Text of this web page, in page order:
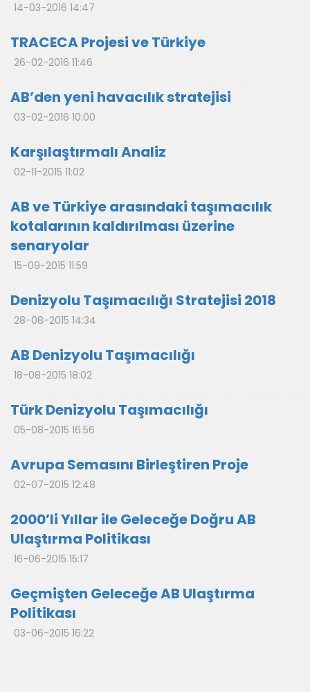
14-03-2016 14:47
TRACECA Projesi ve Türkiye
26-02-2016 11:46
AB’den yeni havacılık stratejisi
03-02-2016 10:00
Karşılaştırmalı Analiz
02-11-2015 11:02
AB ve Türkiye arasındaki taşımacılık
kotalarının kaldırılması üzerine
senaryolar
15-09-2015 11:59
Denizyolu Taşımacılığı Stratejisi 2018
28-08-2015 14:34
AB Denizyolu Taşımacılığı
18-08-2015 18:02
Türk Denizyolu Taşımacılığı
05-08-2015 16:56
Avrupa Semasını Birleştiren Proje
02-07-2015 12:48
2000’li Yıllar ile Geleceğe Doğru AB
Ulaştırma Politikası
16-06-2015 15:17
Geçmişten Geleceğe AB Ulaştırma
Politikası
03-06-2015 16:22